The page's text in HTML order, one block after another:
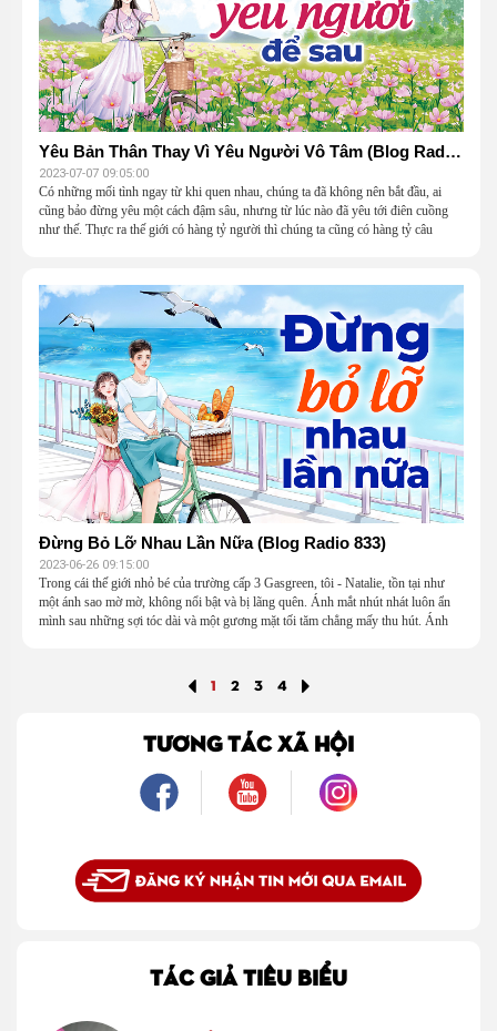
Yêu Bản Thân Thay Vì Yêu Người Vô Tâm (Blog Radio 836)
2023-07-07 09:05:00
Có những mối tình ngay từ khi quen nhau, chúng ta đã không nên bắt đầu, ai
cũng bảo đừng yêu một cách đậm sâu, nhưng từ lúc nào đã yêu tới điên cuồng
như thế. Thực ra thế giới có hàng tỷ người thì chúng ta cũng có hàng tỷ câu
Đừng Bỏ Lỡ Nhau Lần Nữa (Blog Radio 833)
2023-06-26 09:15:00
Trong cái thế giới nhỏ bé của trường cấp 3 Gasgreen, tôi - Natalie, tồn tại như
một ánh sao mờ mờ, không nổi bật và bị lãng quên. Ánh mắt nhút nhát luôn ẩn
mình sau những sợi tóc dài và một gương mặt tối tăm chẳng mấy thu hút. Ánh
xấu xí, tầm thường và không có nổi chút xíu nổi bật trong chốn náo nhiệt của
1 2 3 4
TƯƠNG TÁC XÃ HỘI
TÁC GIẢ TIÊU BIỂU